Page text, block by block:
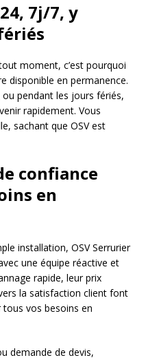
7j/7, y
moment, c’est pourquoi
disponible en permanence.
pendant les jours fériés,
rapidement. Vous
sachant que OSV est
confiance
en
installation, OSV Serrurier
une équipe réactive et
rapide, leur prix
la satisfaction client font
tous vos besoins en
demande de devis,